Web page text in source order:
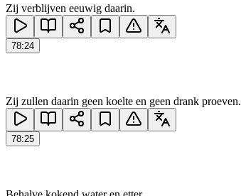
Zij verblijven eeuwig daarin.
78:24
Zij zullen daarin geen koelte en geen drank proeven.
78:25